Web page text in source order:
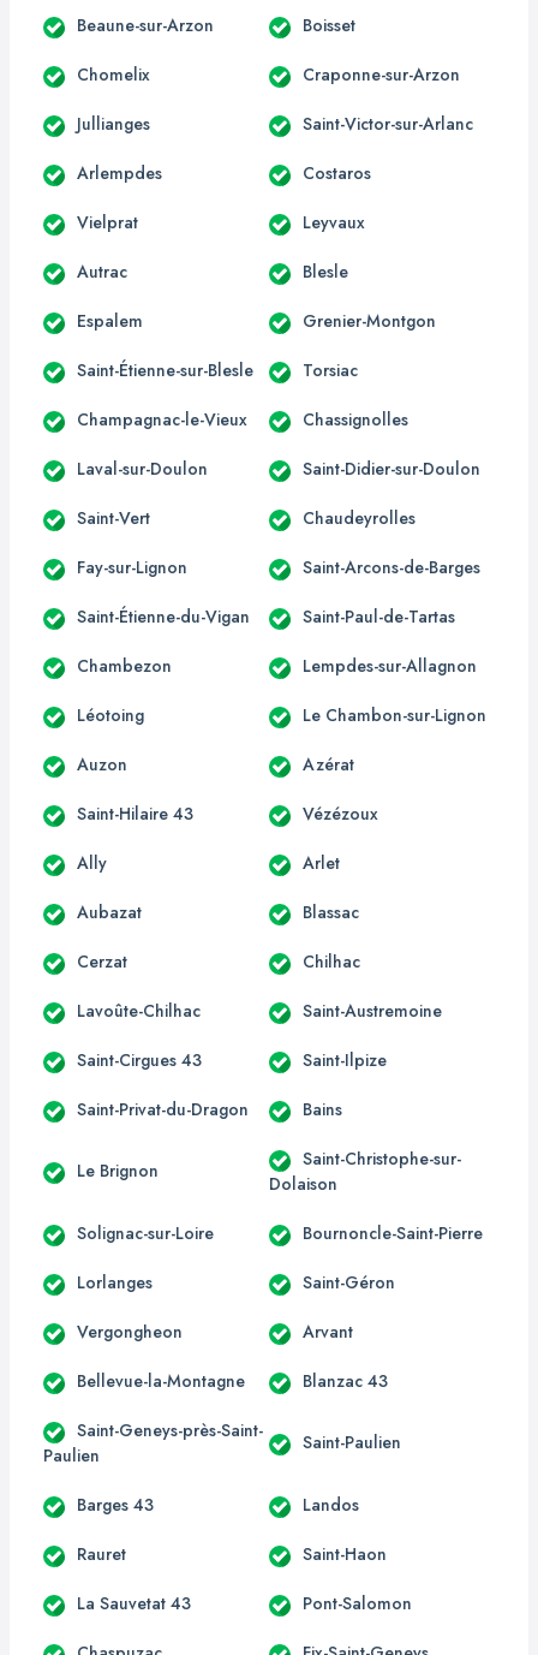
Beaune-sur-Arzon Boisset
Chomelix Craponne-sur-Arzon
Jullianges Saint-Victor-sur-Arlanc
Arlempdes Costaros
Vielprat Leyvaux
Autrac Blesle
Espalem Grenier-Montgon
Saint-Étienne-sur-Blesle Torsiac
Champagnac-le-Vieux Chassignolles
Laval-sur-Doulon Saint-Didier-sur-Doulon
Saint-Vert Chaudeyrolles
Fay-sur-Lignon Saint-Arcons-de-Barges
Saint-Étienne-du-Vigan Saint-Paul-de-Tartas
Chambezon Lempdes-sur-Allagnon
Léotoing Le Chambon-sur-Lignon
Auzon Azérat
Saint-Hilaire 43 Vézézoux
Ally Arlet
Aubazat Blassac
Cerzat Chilhac
Lavoûte-Chilhac Saint-Austremoine
Saint-Cirgues 43 Saint-Ilpize
Saint-Privat-du-Dragon Bains
Le Brignon
Saint-Christophe-sur-
Dolaison
Solignac-sur-Loire Bournoncle-Saint-Pierre
Lorlanges Saint-Géron
Vergongheon Arvant
Bellevue-la-Montagne Blanzac 43
Saint-Geneys-près-Saint-
Paulien
Saint-Paulien
Barges 43 Landos
Rauret Saint-Haon
La Sauvetat 43 Pont-Salomon